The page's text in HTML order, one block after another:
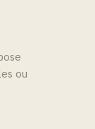
ou